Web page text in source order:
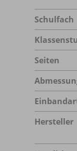
Schulfach
Seiten
Hersteller